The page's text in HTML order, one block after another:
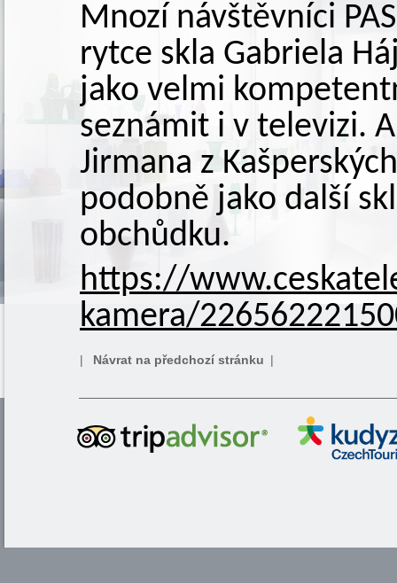
Mnozí návštěvníci
rytce skla Gabriela
jako velmi
seznámit i v televizi.
Jirmana z
podobně jako další
obchůdku.
https://
kamera/
| Návrat na předchozí stránku |